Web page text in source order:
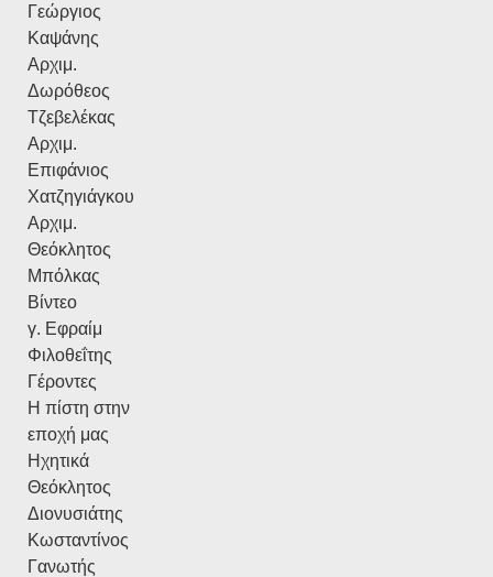
Γεώργιος
Καψάνης
Αρχιμ.
Δωρόθεος
Τζεβελέκας
Αρχιμ.
Επιφάνιος
Χατζηγιάγκου
Αρχιμ.
Θεόκλητος
Μπόλκας
Βίντεο
γ. Εφραίμ
Φιλοθεΐτης
Γέροντες
Η πίστη στην
εποχή μας
Ηχητικά
Θεόκλητος
Διονυσιάτης
Κωσταντίνος
Γανωτής